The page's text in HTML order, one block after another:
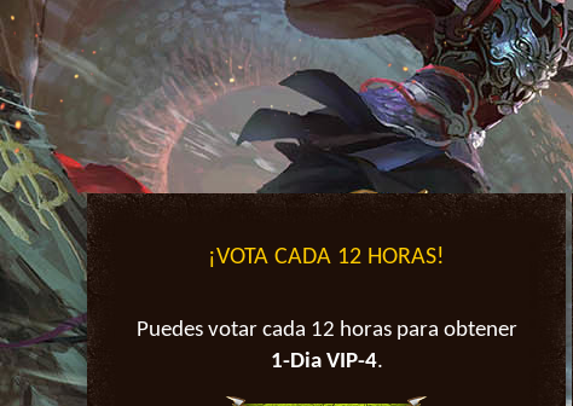
¡VOTA CADA 12 HORAS!
Puedes votar cada 12 horas para obtener
1-Dia VIP-4.